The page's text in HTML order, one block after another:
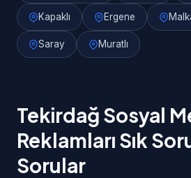
Kapaklı Ergene
Saray Muratlı
Tekirdağ Sosyal
Reklamları Sık
Sorular